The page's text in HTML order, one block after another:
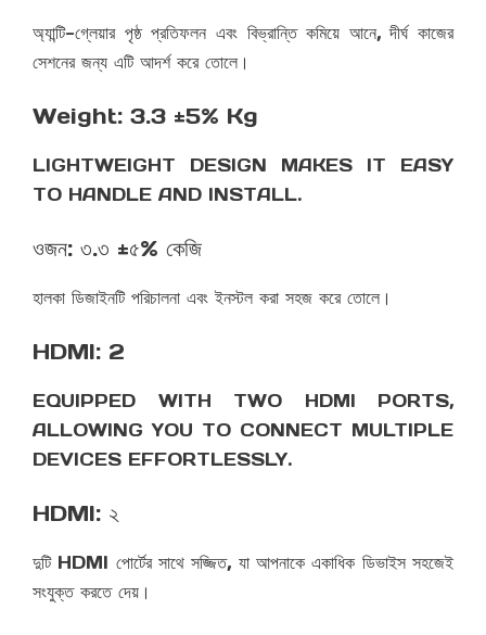
অ্যান্টি-গ্লেয়ার পৃষ্ঠ প্রতিফলন এবং বিভ্রান্তি কমিয়ে আনে, দীর্ঘ কাজের
সেশনের জন্য এটি আদর্শ করে তোলে।
Weight: 3.3 ±5% Kg
LIGHTWEIGHT DESIGN MAKES IT EASY
TO HANDLE AND INSTALL.
ওজন: ৩.৩ ±৫% কেজি
হালকা ডিজাইনটি পরিচালনা এবং ইনস্টল করা সহজ করে তোলে।
HDMI: 2
EQUIPPED WITH TWO HDMI PORTS,
ALLOWING YOU TO CONNECT MULTIPLE
DEVICES EFFORTLESSLY.
HDMI: ২
দুটি HDMI পোর্টের সাথে সজ্জিত, যা আপনাকে একাধিক ডিভাইস সহজেই
সংযুক্ত করতে দেয়।